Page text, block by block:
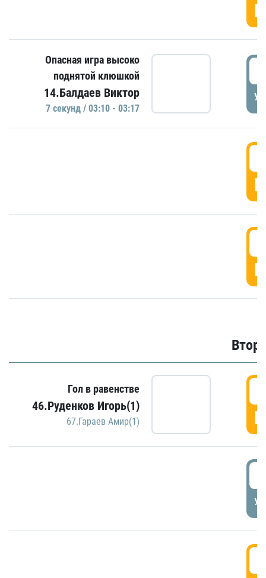
Опасная игра высоко
поднятой клюшкой
14.Балдаев Виктор
7 секунд / 03:10 - 03:17
Гол в равенстве
46.Руденков Игорь(1)
67.Гараев Амир(1)